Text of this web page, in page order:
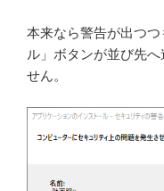
本来なら警告が出つ
ル」ボタンが並び先
せん。